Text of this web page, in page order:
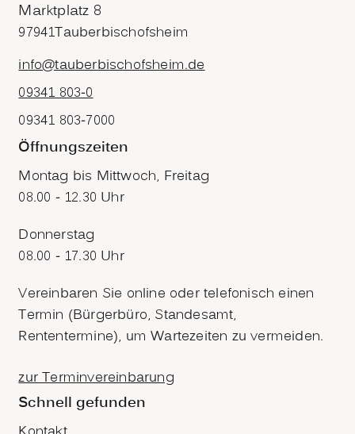
Marktplatz 8
97941Tauberbischofsheim
info@tauberbischofsheim.de
09341 803-0
09341 803-7000
Öffnungszeiten
Montag bis Mittwoch, Freitag
08.00 - 12.30 Uhr
Donnerstag
08.00 - 17.30 Uhr
Vereinbaren Sie online oder telefonisch einen
Termin (Bürgerbüro, Standesamt,
Rententermine), um Wartezeiten zu vermeiden.
zur Terminvereinbarung
Schnell gefunden